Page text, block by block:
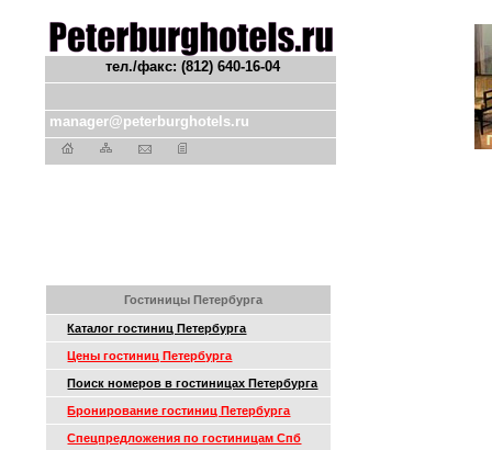
тел./факс: (812) 640-16-04
manager@peterburghotels.ru
Гостиницы Петербурга
Каталог гостиниц Петербурга
Цены гостиниц Петербурга
Поиск номеров в гостиницах Петербурга
Бронирование гостиниц Петербурга
Спецпредложения по гостиницам Спб